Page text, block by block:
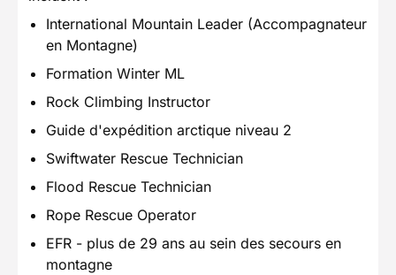
International Mountain Leader (Accompagnateur
en Montagne)
Formation Winter ML
Rock Climbing Instructor
Guide d'expédition arctique niveau 2
Swiftwater Rescue Technician
Flood Rescue Technician
Rope Rescue Operator
EFR - plus de 29 ans au sein des secours en
montagne